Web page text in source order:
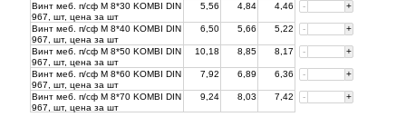
Винт меб. п/сф М 8*30 KOMBI DIN
967, шт, цена за шт
5,56 4,84 4,46 - +
Винт меб. п/сф М 8*40 KOMBI DIN
967, шт, цена за шт
6,50 5,66 5,22 - +
Винт меб. п/сф М 8*50 KOMBI DIN
967, шт, цена за шт
10,18 8,85 8,17 - +
Винт меб. п/сф М 8*60 KOMBI DIN
967, шт, цена за шт
7,92 6,89 6,36 - +
Винт меб. п/сф М 8*70 KOMBI DIN
967, шт, цена за шт
9,24 8,03 7,42 - +